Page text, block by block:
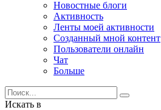
Новостные блоги
Активность
Ленты моей активности
Созданный мной контент
Пользователи онлайн
Чат
Больше
Искать в